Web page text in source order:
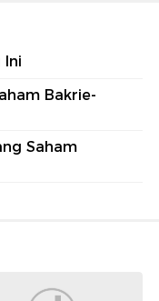
Ini
Bakrie-
Saham